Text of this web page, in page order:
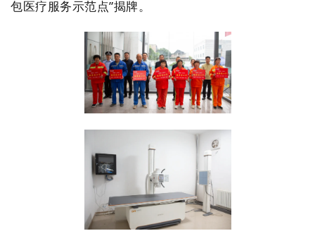
包医疗服务示范点”揭牌。